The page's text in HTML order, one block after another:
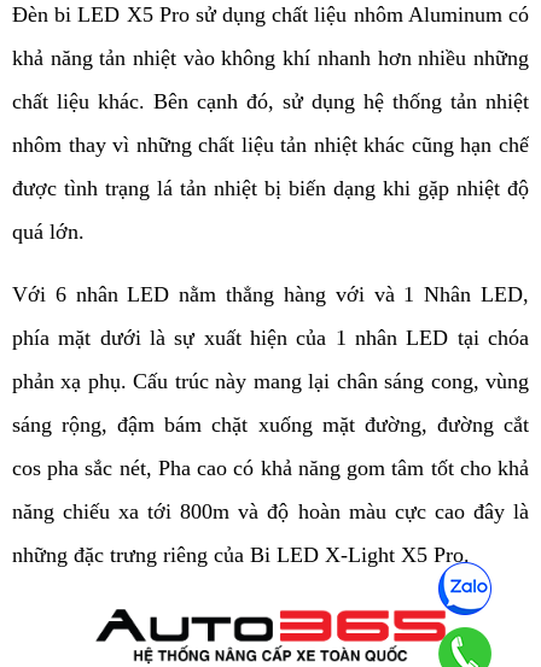
Đèn bi LED X5 Pro sử dụng chất liệu nhôm Aluminum có
khả năng tản nhiệt vào không khí nhanh hơn nhiều những
chất liệu khác. Bên cạnh đó, sử dụng hệ thống tản nhiệt
nhôm thay vì những chất liệu tản nhiệt khác cũng hạn chế
được tình trạng lá tản nhiệt bị biến dạng khi gặp nhiệt độ
quá lớn.
Với 6 nhân LED nằm thẳng hàng với và 1 Nhân LED,
phía mặt dưới là sự xuất hiện của 1 nhân LED tại chóa
phản xạ phụ. Cấu trúc này mang lại chân sáng cong, vùng
sáng rộng, đậm bám chặt xuống mặt đường, đường cắt
cos pha sắc nét, Pha cao có khả năng gom tâm tốt cho khả
năng chiếu xa tới 800m và độ hoàn màu cực cao đây là
những đặc trưng riêng của Bi LED X-Light X5 Pro.